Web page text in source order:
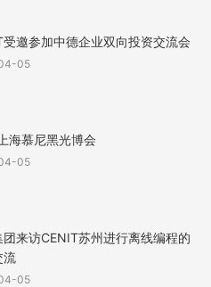
受邀参加中德企业双向投资交流会
05
海慕尼黑光博会
05
团来访CENIT苏州进行离线编程的
流
05